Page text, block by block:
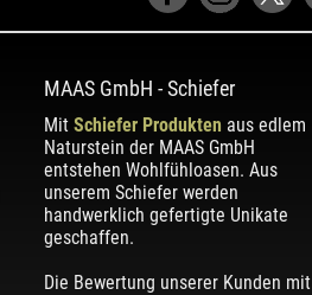
MAAS GmbH -Schiefer
Mit Schiefer Produkten aus edlem
Naturstein der MAAS GmbH
entstehen Wohlfühloasen. Aus
unserem Schiefer werden
handwerklich gefertigte Unikate
geschaffen.
Die Bewertung unserer Kunden mit